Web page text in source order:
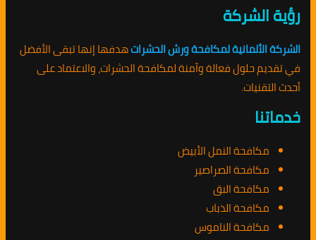
رؤية الشركة
الشركة الألمانية لمكافحة ورش الحشراتهدفها إنها تبقى الأفضل
في تقديم حلول فعالة وآمنة لمكافحة الحشرات، والاعتماد على
أحدث التقنيات.
خدماتنا
مكافحة النمل الأبيض
مكافحة الصراصير
مكافحة البق
مكافحة الذباب
مكافحة الناموس